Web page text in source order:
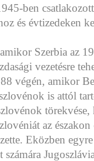
ben
és évtizedeken
Szerbia az
vezetésre
végén, amikor
is attól
törekvése,
az
Eközben